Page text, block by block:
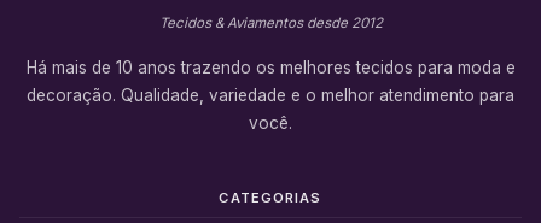
Tecidos & Aviamentos desde 2012
Há mais de 10 anos trazendo os melhores tecidos para moda e
decoração. Qualidade, variedade e o melhor atendimento para
você.
CATEGORIAS